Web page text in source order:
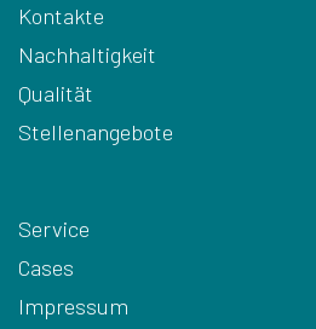
Kontakte
Nachhaltigkeit
Qualität
Stellenangebote
Service
Cases
Impressum